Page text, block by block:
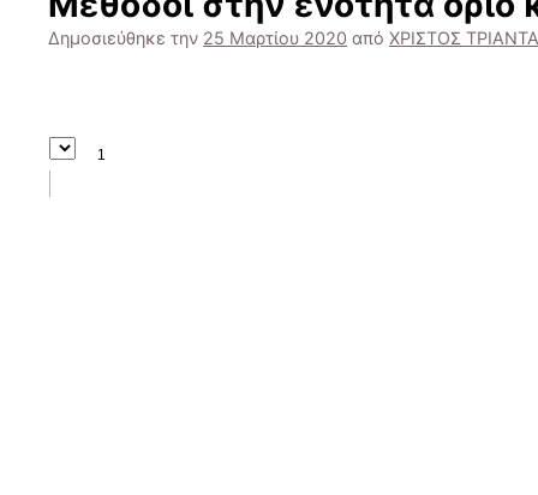
Δημοσιεύθηκε την 25 Μαρτίου 2020 από ΧΡΙΣΤΟΣ